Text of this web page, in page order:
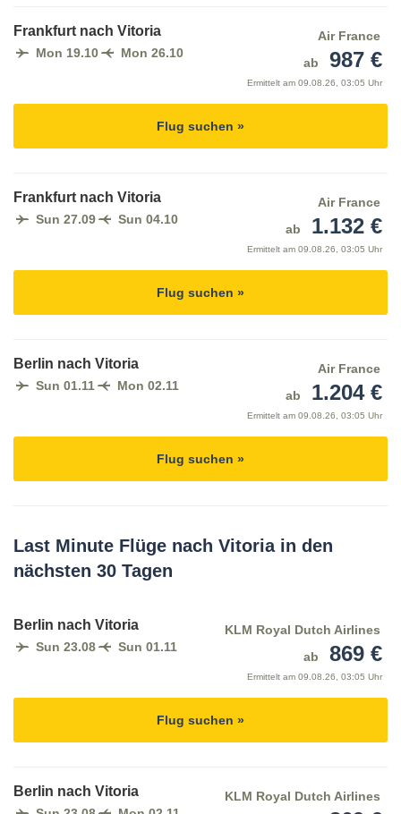
Frankfurt nach Vitoria
Mon 19.10 Mon 26.10
Air France
ab
987 €
Ermittelt am 09.08.26, 03:05 Uhr
Flug suchen »
Frankfurt nach Vitoria
Sun 27.09 Sun 04.10
Air France
ab
1.132 €
Ermittelt am 09.08.26, 03:05 Uhr
Flug suchen »
Berlin nach Vitoria
Sun 01.11 Mon 02.11
Air France
ab
1.204 €
Ermittelt am 09.08.26, 03:05 Uhr
Flug suchen »
Last Minute Flüge nach Vitoria in den
nächsten 30 Tagen
Berlin nach Vitoria
Sun 23.08 Sun 01.11
KLM Royal Dutch Airlines
ab
869 €
Ermittelt am 09.08.26, 03:05 Uhr
Flug suchen »
Berlin nach Vitoria KLM Royal Dutch Airlines